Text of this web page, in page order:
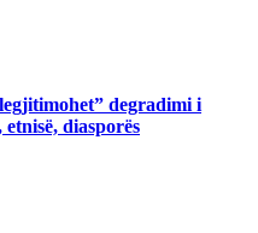
degradimi i
diasporës